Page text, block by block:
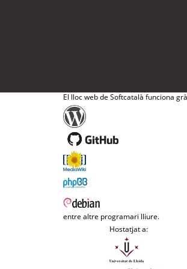
El lloc web de Softcatalà funciona
entre altre programari lliure.
Hostatjat a: